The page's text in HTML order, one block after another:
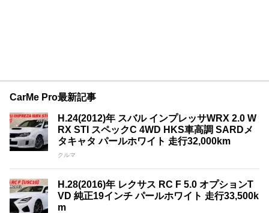
CarMe Pro最新記事
H.24(2012)年 スバル インプレッサWRX 2.0 W
RX STI スペックC 4WD HKS車高調 SARDメ
タキャタ パールホワイト 走行32,000km
クルマ
H.28(2016)年 レクサス RC F 5.0 オプションT
VD 純正19インチ パールホワイト 走行33,500k
m